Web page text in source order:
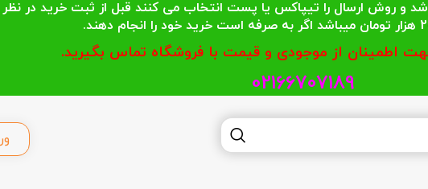
خریدشان کمتر از 200 هزار تومان میباشد و روش ارسال را تیپاکس یا پست انتخاب می کنند قبل از
اطمینان از موجودی و قیمت با فروشگاه تماس بگیرید.
02166707189